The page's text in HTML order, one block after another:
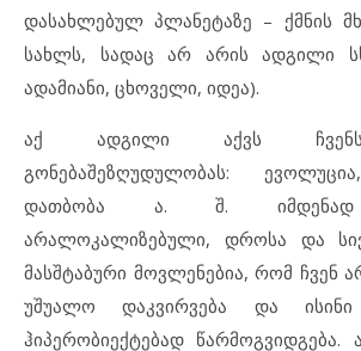
დასახლებულ პლანეტაზე – ქმნის
სახლს, სადაც არ არის ადგილი
ადამიანი, ცხოველი, იდეა).
აქ ადგილი აქვს
გონებაშეზღუდულობას:
დათბობა ა. შ. იმდენად
არალოკალიზებული, დროსა და
მასშტაბური მოვლენებია, რომ ჩვენ
უშუალო დაკვირვება და ისინი
ჰიპერობიექტებად წარმოგვიდგება.